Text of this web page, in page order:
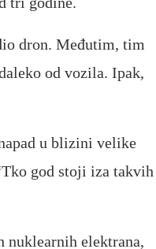
dron. Međutim, tim
od vozila. Ipak,
u blizini velike
god stoji iza takvih
nuklearnih elektrana,